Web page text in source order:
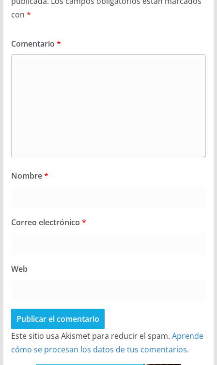
con *
Comentario *
Nombre*
Correo electrónico *
Web
Este sitio usa Akismet para reducir el spam. Aprende
cómo se procesan los datos de tus comentarios.